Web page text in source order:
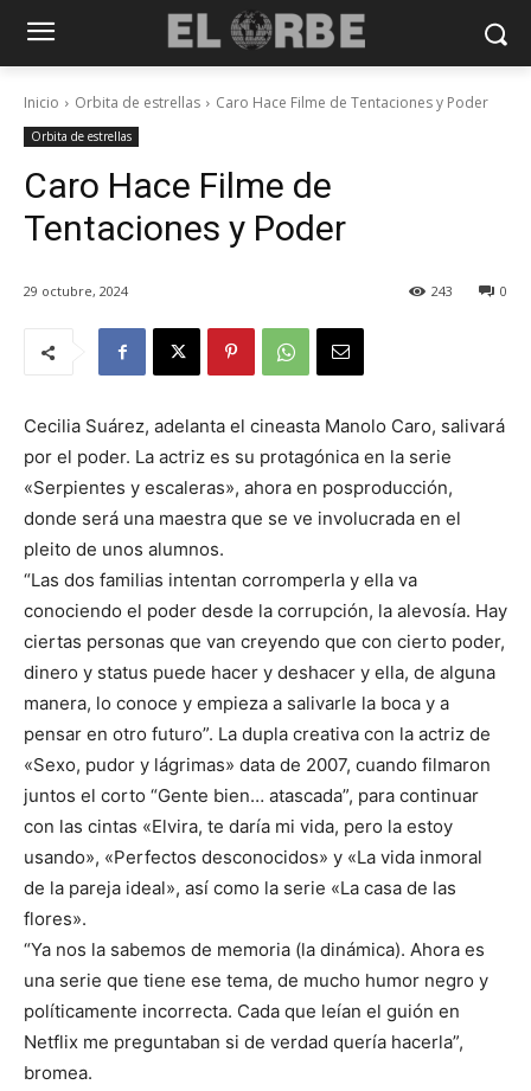
Inicio Orbita de estrellas Caro Hace Filme de Tentaciones y Poder
Orbita de estrellas
Caro Hace Filme de
Tentaciones y Poder
29 octubre, 2024 0
243
Cecilia Suárez, adelanta el cineasta Manolo Caro, salivará
por el poder. La actriz es su protagónica en la serie
«Serpientes y escaleras», ahora en posproducción,
donde será una maestra que se ve involucrada en el
pleito de unos alumnos.
“Las dos familias intentan corromperla y ella va
conociendo el poder desde la corrupción, la alevosía. Hay
ciertas personas que van creyendo que con cierto poder,
dinero y status puede hacer y deshacer y ella, de alguna
manera, lo conoce y empieza a salivarle la boca y a
pensar en otro futuro”. La dupla creativa con la actriz de
«Sexo, pudor y lágrimas» data de 2007, cuando filmaron
juntos el corto “Gente bien… atascada”, para continuar
con las cintas «Elvira, te daría mi vida, pero la estoy
usando», «Perfectos desconocidos» y «La vida inmoral
de la pareja ideal», así como la serie «La casa de las
flores».
“Ya nos la sabemos de memoria (la dinámica). Ahora es
una serie que tiene ese tema, de mucho humor negro y
políticamente incorrecta. Cada que leían el guión en
Netflix me preguntaban si de verdad quería hacerla”,
bromea.